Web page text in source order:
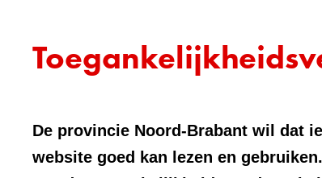
De provincie Noord-Brabant wil dat
website goed kan lezen en